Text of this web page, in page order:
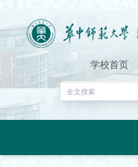
学校首页